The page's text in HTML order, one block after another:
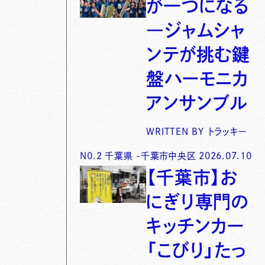
が一つになる
―ジャムシャ
ンテが挑む鍵
盤ハーモニカ
アンサンブル
WRITTEN BY トラッキー
N0. 2 千葉県 -千葉市中央区 2026.07.10
【千葉市】お
にぎり専門の
キッチンカー
「こびり」たっ